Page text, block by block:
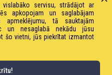
servisu, strādājot ar
apkopojam un saglabājam
tā sauktajām
un nesaglabā nekādu jūsu
šo vietni, jūs piekrītat izmantot